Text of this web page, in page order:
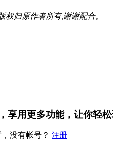
权归原作者所有,谢谢配合。
享用更多功能，让你轻
没有帐号？ 注册